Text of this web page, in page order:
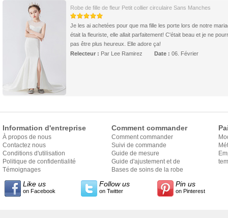
Robe de fille de fleur Petit collier circulaire Sans Manches
Je les ai achetées pour que ma fille les porte lors de notre
était la fleuriste, elle allait parfaitement! C'était beau et je ne
pas être plus heureux. Elle adore ça!
Relecteur : Par Lee Ramirez Date : 06. Février
Information d'entreprise
À propos de nous
Contactez nous
Conditions d'utilisation
Politique de confidentialité
Témoignages
Comment commander
Comment commander
Suivi de commande
Guide de mesure
Guide d'ajustement et de
style
Bases de soins de la robe
Like us
on Facebook
Follow us
on Twitter
Pin us
on Pinterest